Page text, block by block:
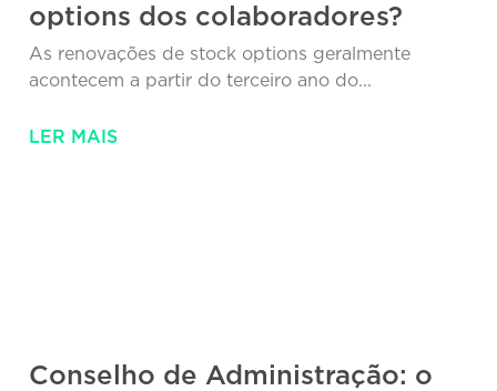
options dos colaboradores?
As renovações de stock options geralmente
acontecem a partir do terceiro ano do...
LER MAIS
Conselho de Administração: o